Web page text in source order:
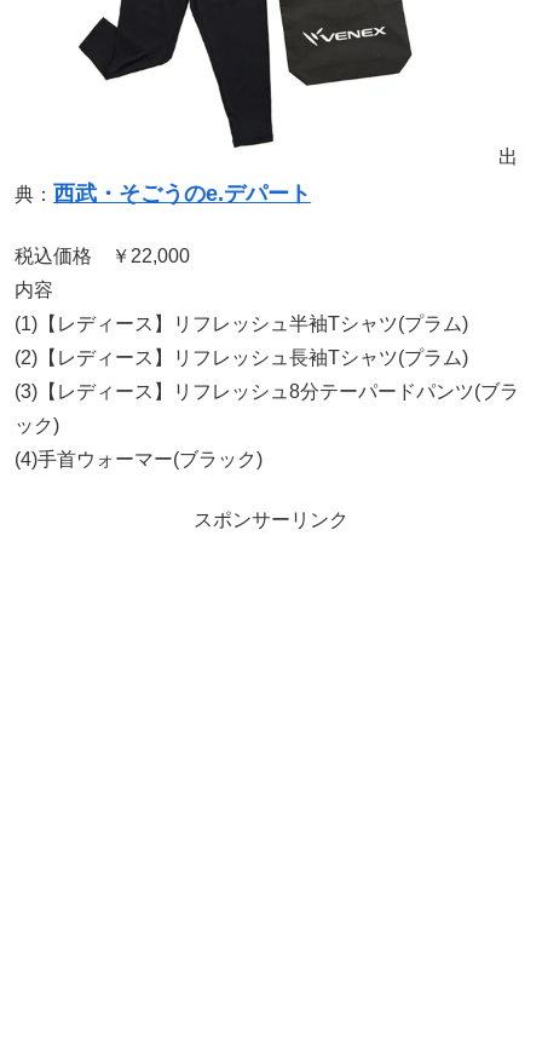
出
典： 西武・そごうのe.デパート
税込価格 ￥22,000
内容
(1)【レディース】リフレッシュ半袖Tシャツ(プラム)
(2)【レディース】リフレッシュ長袖Tシャツ(プラム)
(3)【レディース】リフレッシュ8分テーパードパンツ(ブラ
ック)
(4)手首ウォーマー(ブラック)
スポンサーリンク